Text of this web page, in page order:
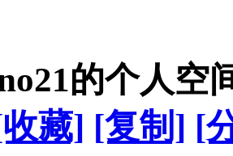
的个人空
藏] [复制] [